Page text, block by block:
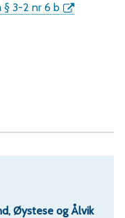
§ 3-2 nr 6 b
Øystese og Ålvik